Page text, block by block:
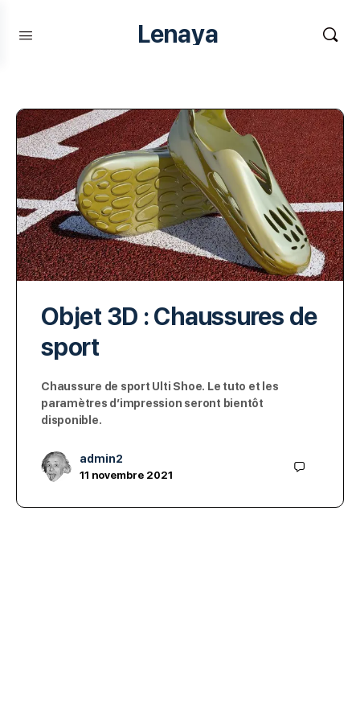
Lenaya
Objet 3D : Chaussures de
sport
Chaussure de sport Ulti Shoe. Le tuto et les
paramètres d’impression seront bientôt
disponible.
admin2
11 novembre 2021